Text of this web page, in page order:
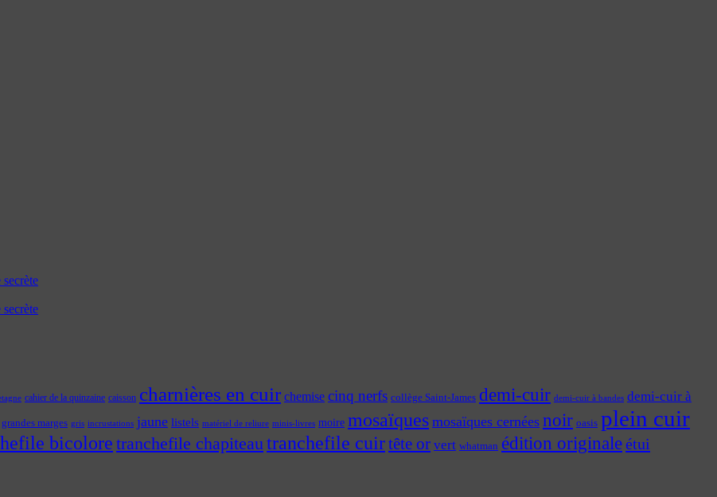
cahier de la quinzaine caisson charnières en cuir chemise cinq nerfs collège Saint-James demi-cuir demi-cuir à bandes demi-cuir à
grandes marges gris incrustations jaune listels matériel de reliure minis-livres moire mosaïques mosaïques cernées noir oasis plein cuir
bicolore tranchefile chapiteautranchefile cuirtête or vert whatman édition originaleétui